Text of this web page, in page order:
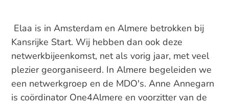
Elaa is in Amsterdam en Almere betrokken bij
Kansrijke Start. Wij hebben dan ook deze
netwerkbijeenkomst, net als vorig jaar, met veel
plezier georganiseerd. In Almere begeleiden we
een netwerkgroep en de MDO's. Anne Annegarn
is coördinator One4Almere en voorzitter van de